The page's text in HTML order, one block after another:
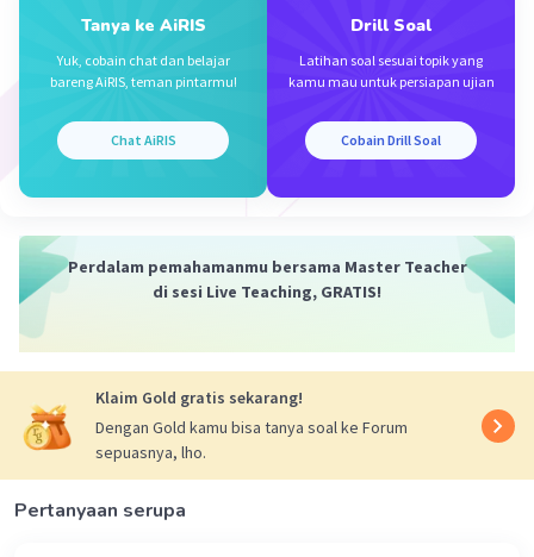
Tanya ke AiRIS
Yuk, cobain chat dan belajar
bareng AiRIS, teman pintarmu!
Chat AiRIS
Drill Soal
Latihan soal sesuai topik yang
kamu mau untuk persiapan ujian
Cobain Drill Soal
Perdalam pemahamanmu bersama Master Teacher
di sesi Live Teaching, GRATIS!
Klaim Gold gratis sekarang!
Dengan Gold kamu bisa tanya soal ke Forum
sepuasnya, lho.
Pertanyaan serupa